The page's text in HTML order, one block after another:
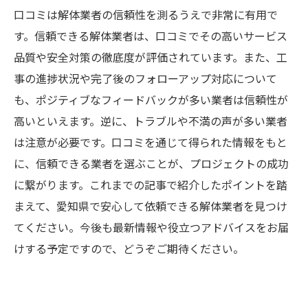
口コミは解体業者の信頼性を測るうえで非常に有用で
す。信頼できる解体業者は、口コミでその高いサービス
品質や安全対策の徹底度が評価されています。また、工
事の進捗状況や完了後のフォローアップ対応について
も、ポジティブなフィードバックが多い業者は信頼性が
高いといえます。逆に、トラブルや不満の声が多い業者
は注意が必要です。口コミを通じて得られた情報をもと
に、信頼できる業者を選ぶことが、プロジェクトの成功
に繋がります。これまでの記事で紹介したポイントを踏
まえて、愛知県で安心して依頼できる解体業者を見つけ
てください。今後も最新情報や役立つアドバイスをお届
けする予定ですので、どうぞご期待ください。